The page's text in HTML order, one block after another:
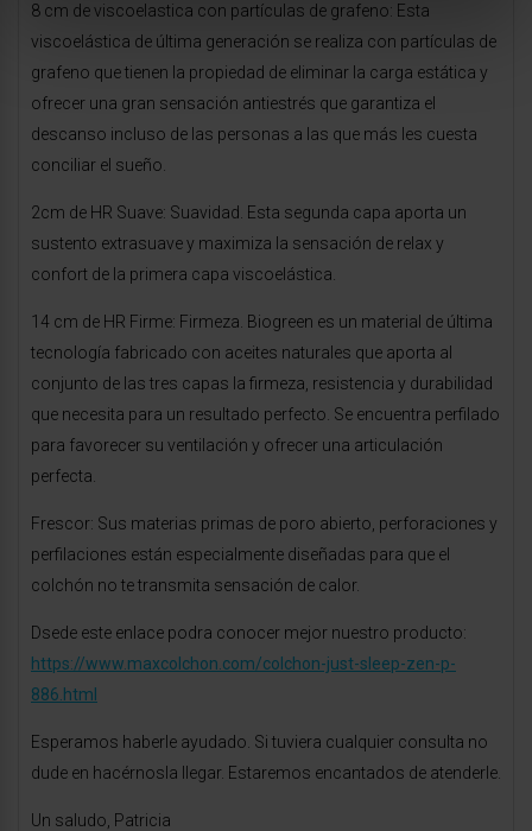
8 cm de viscoelastica con partículas de grafeno: Esta
viscoelástica de última generación se realiza con partículas de
grafeno que tienen la propiedad de eliminar la carga estática y
ofrecer una gran sensación antiestrés que garantiza el
descanso incluso de las personas a las que más les cuesta
conciliar el sueño.
2cm de HR Suave: Suavidad. Esta segunda capa aporta un
sustento extrasuave y maximiza la sensación de relax y
confort de la primera capa viscoelástica.
14 cm de HR Firme: Firmeza. Biogreen es un material de última
tecnología fabricado con aceites naturales que aporta al
conjunto de las tres capas la firmeza, resistencia y durabilidad
que necesita para un resultado perfecto. Se encuentra perfilado
para favorecer su ventilación y ofrecer una articulación
perfecta.
Frescor: Sus materias primas de poro abierto, perforaciones y
perfilaciones están especialmente diseñadas para que el
colchón no te transmita sensación de calor.
Dsede este enlace podra conocer mejor nuestro producto:
https://www.maxcolchon.com/colchon-just-sleep-zen-p-
886.html
Esperamos haberle ayudado. Si tuviera cualquier consulta no
dude en hacérnosla llegar. Estaremos encantados de atenderle.
Un saludo, Patricia